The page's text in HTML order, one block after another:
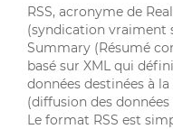
RSS, acronyme de
(syndication vraiment
Summary (Résumé
basé sur XML qui
données destinées à
(diffusion des
Le format RSS est